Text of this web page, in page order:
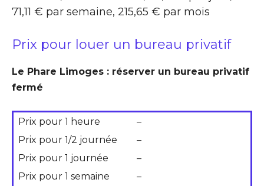
71,11 € par semaine, 215,65 € par mois
Prix pour louer un bureau privatif
Le Phare Limoges : réserver un bureau privatif
fermé
Prix pour 1 heure
–
Prix pour 1/2 journée
–
Prix pour 1 journée
–
Prix pour 1 semaine
–